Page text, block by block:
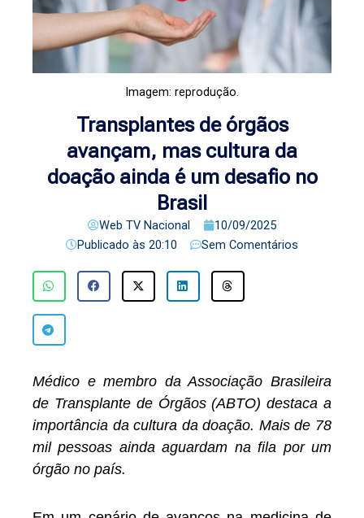
Imagem: reprodução.
Transplantes de órgãos
avançam, mas cultura da
doação ainda é um desafio no
Brasil
Web TV Nacional
10/09/2025
Publicado às 20:10 Sem Comentários
Médico e membro da Associação Brasileira
de Transplante de Órgãos (ABTO) destaca a
importância da cultura da doação. Mais de 78
mil pessoas ainda aguardam na fila por um
órgão no país.